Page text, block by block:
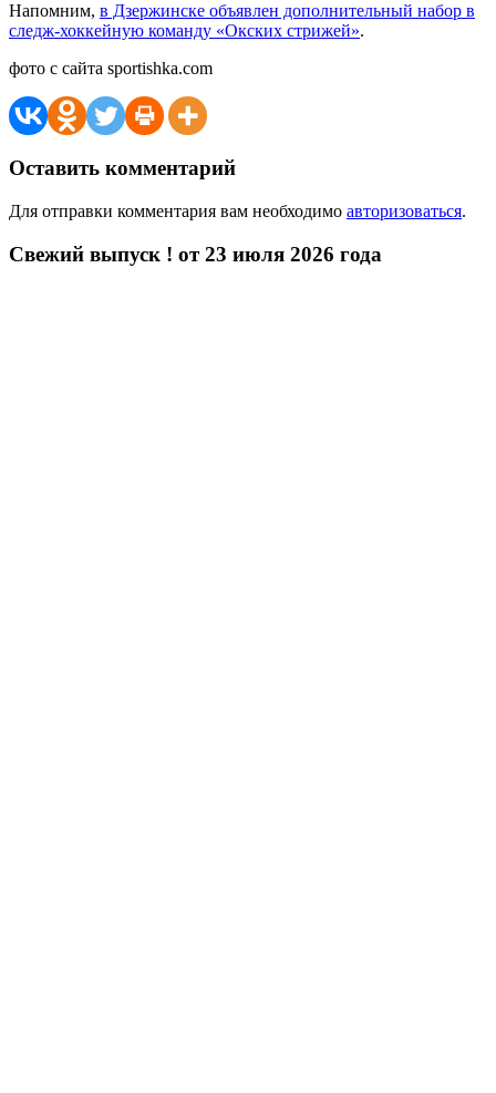
Напомним, в Дзержинске объявлен дополнительный набор в
следж-хоккейную команду «Окских стрижей».
фото с сайта sportishka.com
Оставить комментарий
Для отправки комментария вам необходимо авторизоваться.
Свежий выпуск ! от 23 июля 2026 года